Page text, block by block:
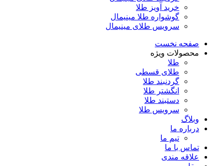
خرید آویز طلا
گوشواره طلا مینیمال
سرویس طلای مینیمال
صفحه نخست
محصولات ویژه
طلا
طلای قسطی
گردنبند طلا
انگشتر طلا
دستبند طلا
سرویس طلا
وبلاگ
درباره ما
تیم ما
تماس با ما
علاقه مندی